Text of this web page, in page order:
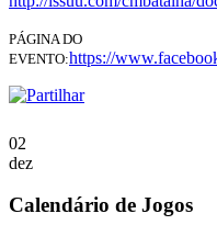
PÁGINA DO
EVENTO:https://
02
dez
Calendário de Jogos